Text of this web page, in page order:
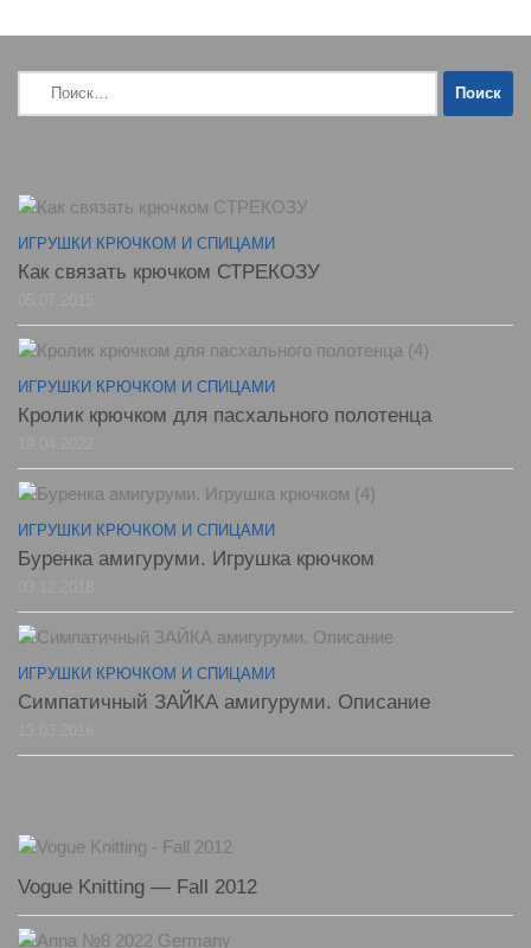
Найти:
ИГРУШКИ КРЮЧКОМ И СПИЦАМИ
Как связать крючком СТРЕКОЗУ
ИГРУШКИ КРЮЧКОМ И СПИЦАМИ
Кролик крючком для пасхального полотенца
ИГРУШКИ КРЮЧКОМ И СПИЦАМИ
Буренка амигуруми. Игрушка крючком
ИГРУШКИ КРЮЧКОМ И СПИЦАМИ
Симпатичный ЗАЙКА амигуруми. Описание
Vogue Knitting — Fall 2012